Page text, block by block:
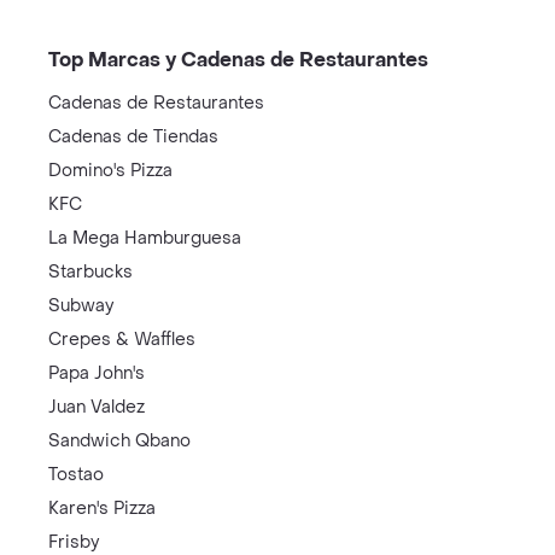
Top Marcas y Cadenas de Restaurantes
Cadenas de Restaurantes
Cadenas de Tiendas
Domino's Pizza
KFC
La Mega Hamburguesa
Starbucks
Subway
Crepes & Waffles
Papa John's
Juan Valdez
Sandwich Qbano
Tostao
Karen's Pizza
Frisby